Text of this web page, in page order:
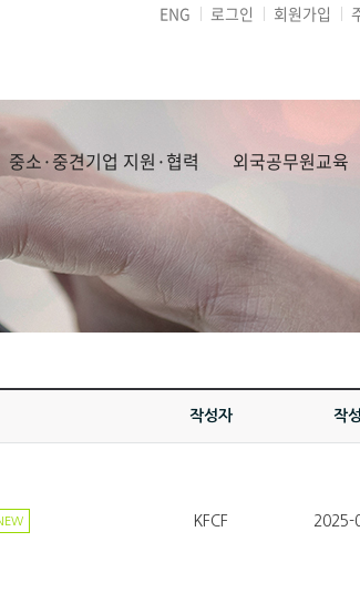
중소·중견기업 지원·협력 외국공무원교육
ENG 로그인 회원가입
작성자 작
KFCF 2025-